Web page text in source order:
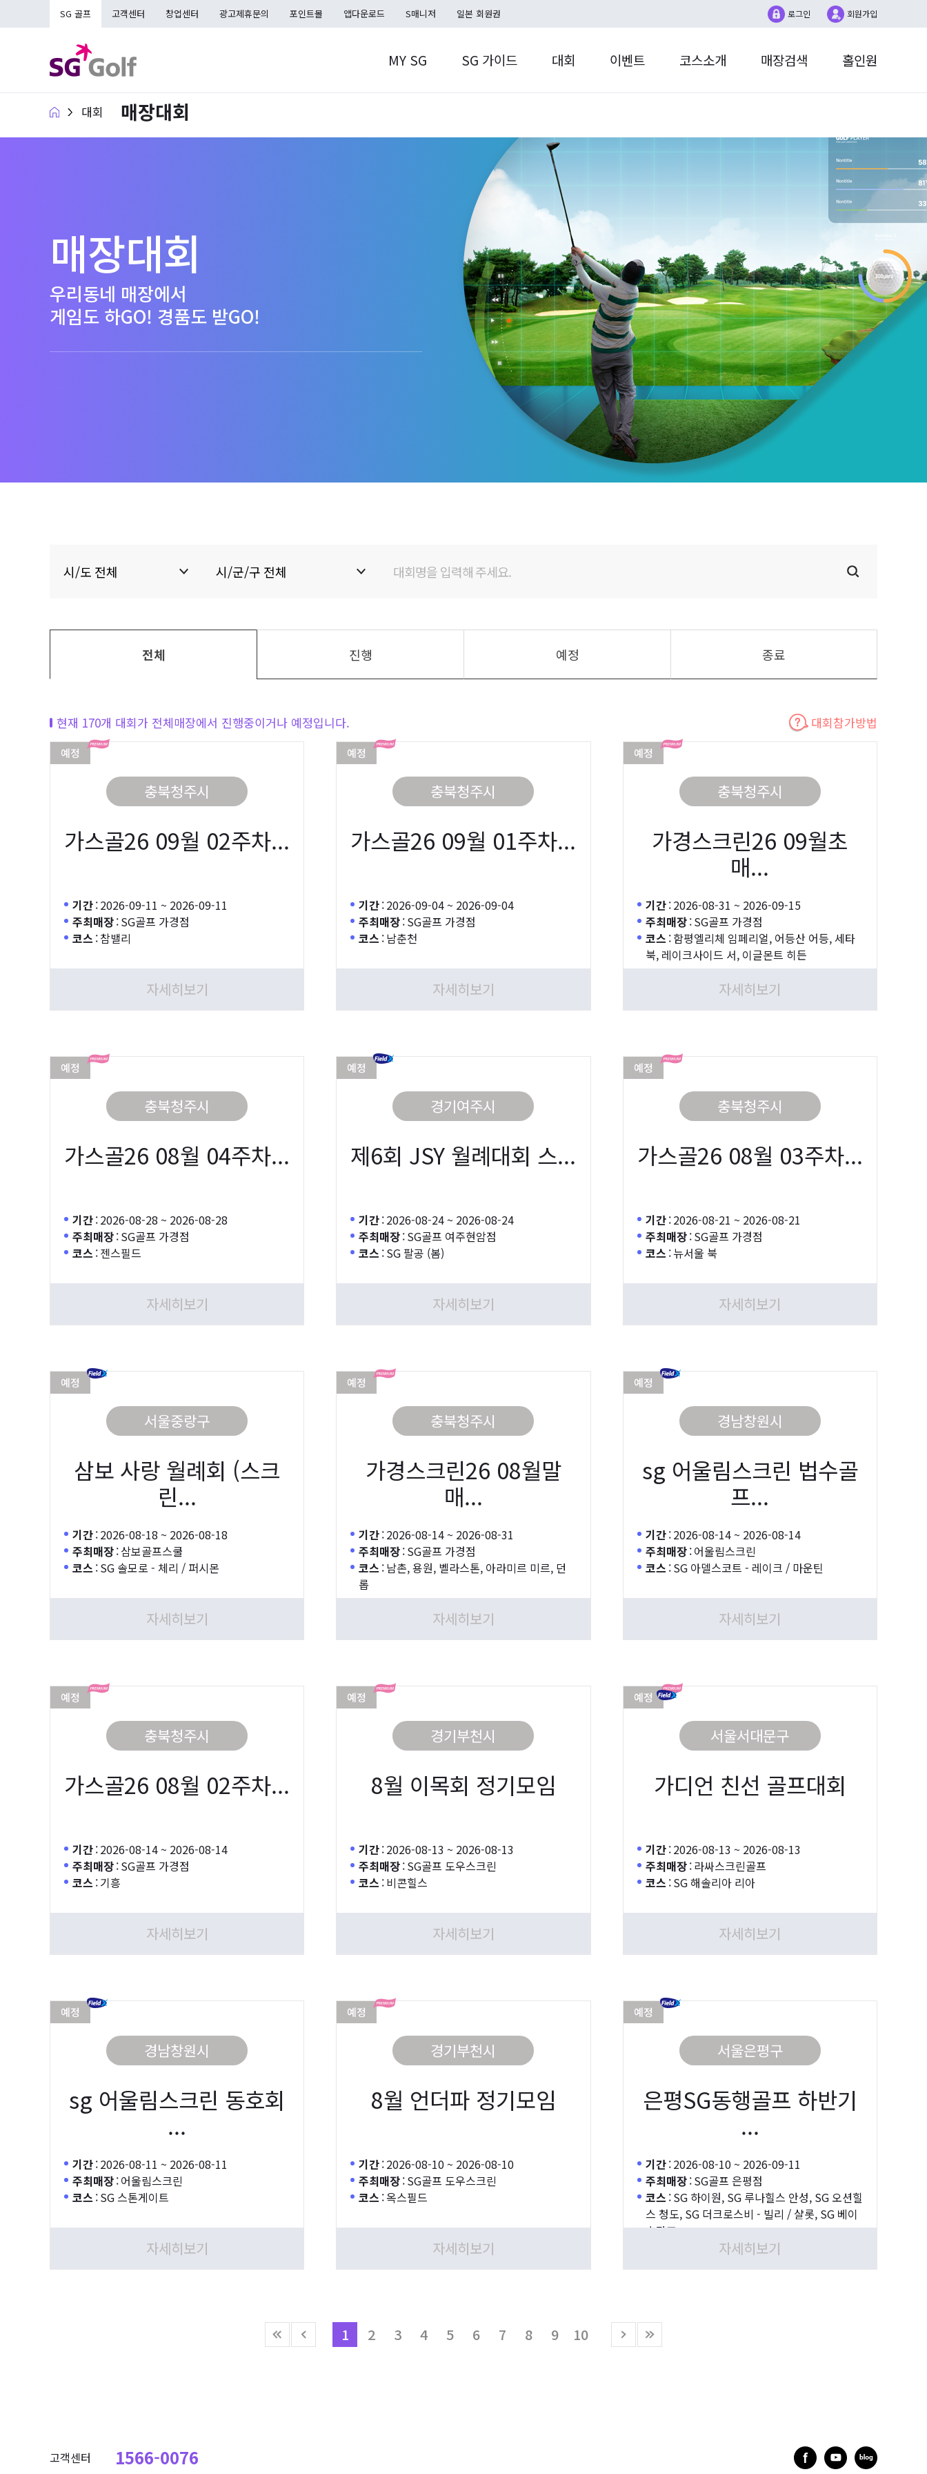
로그인 회원가입
MY SG SG 가이드 대회 이벤트 코스소개 매장검색 홀인원
SG 골프 고객센터 창업센터 광고제휴문의 포인트몰 앱다운로드 S매니저 일본 회원권
대회 매장대회
매장대회
우리동네 매장에서
게임도 하GO! 경품도 받GO!
전체 진행 예정 종료
대회참가방법
현재 170개 대회가 전체매장에서 진행중이거나 예정입니다.
예정
충북청주시
가스골26 09월 02주차...
기간:2026-09-11 ~ 2026-09-11
주최매장:SG골프 가경점
코스 :참밸리
자세히보기
예정
충북청주시
가스골26 09월 01주차...
기간:2026-09-04 ~ 2026-09-04
주최매장:SG골프 가경점
코스 :남춘천
자세히보기
예정
충북청주시
가경스크린26 09월초
매...
기간:2026-08-31 ~ 2026-09-15
주최매장:SG골프 가경점
코스 :함평엘리체 임페리얼, 어등산 어등, 세타
북, 레이크사이드 서, 이글몬트 히든
자세히보기
예정
충북청주시
가스골26 08월 04주차...
기간:2026-08-28 ~ 2026-08-28
주최매장:SG골프 가경점
코스 :젠스필드
자세히보기
예정
경기여주시
제6회 JSY 월례대회 스...
기간:2026-08-24 ~ 2026-08-24
주최매장:SG골프 여주현암점
코스 :SG 팔공 (봄)
자세히보기
예정
충북청주시
가스골26 08월 03주차...
기간:2026-08-21 ~ 2026-08-21
주최매장:SG골프 가경점
코스 :뉴서울 북
자세히보기
예정
서울중랑구
삼보 사랑 월례회 (스크
린...
기간:2026-08-18 ~ 2026-08-18
주최매장:삼보골프스쿨
코스 :SG 솔모로 - 체리 / 퍼시몬
자세히보기
예정
충북청주시
가경스크린26 08월말
매...
기간:2026-08-14 ~ 2026-08-31
주최매장:SG골프 가경점
코스 :남촌, 용원, 벨라스톤, 아라미르 미르, 던
롭
자세히보기
예정
경남창원시
sg 어울림스크린 법수골
프...
기간:2026-08-14 ~ 2026-08-14
주최매장:어울림스크린
코스 :SG 아델스코트 - 레이크 / 마운틴
자세히보기
예정
충북청주시
가스골26 08월 02주차...
기간:2026-08-14 ~ 2026-08-14
주최매장:SG골프 가경점
코스 :기흥
자세히보기
예정
경기부천시
8월 이목회 정기모임
기간:2026-08-13 ~ 2026-08-13
주최매장:SG골프 도우스크린
코스 :비콘힐스
자세히보기
예정
서울서대문구
가디언 친선 골프대회
기간:2026-08-13 ~ 2026-08-13
주최매장:라싸스크린골프
코스 :SG 해솔리아 리아
자세히보기
예정
경남창원시
sg 어울림스크린 동호회
...
기간:2026-08-11 ~ 2026-08-11
주최매장:어울림스크린
코스 :SG 스톤게이트
자세히보기
예정
경기부천시
8월 언더파 정기모임
기간:2026-08-10 ~ 2026-08-10
주최매장:SG골프 도우스크린
코스 :옥스필드
자세히보기
예정
서울은평구
은평SG동행골프 하반기
...
기간:2026-08-10 ~ 2026-09-11
주최매장:SG골프 은평점
코스 :SG 하이원, SG 루나힐스 안성, SG 오션힐
스 청도, SG 더크로스비 - 빌리 / 샬롯, SG 베이
스타즈
자세히보기
1 2 3 4 5 6 7 8 9 10
고객센터 1566-0076